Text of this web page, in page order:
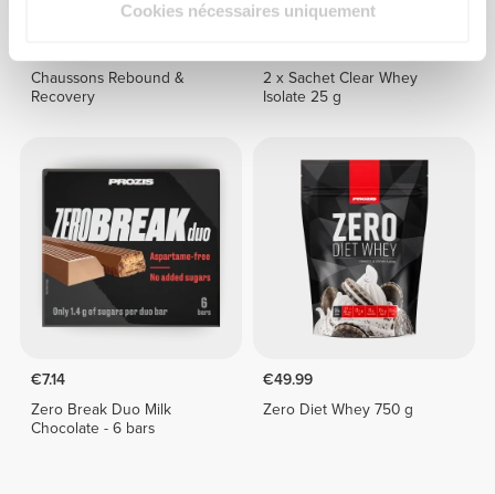
Cookies nécessaires uniquement
Chaussons Rebound &
Recovery
2 x Sachet Clear Whey
Isolate 25 g
€7.14
Zero Break Duo Milk
Chocolate - 6 bars
€49.99
Zero Diet Whey 750 g